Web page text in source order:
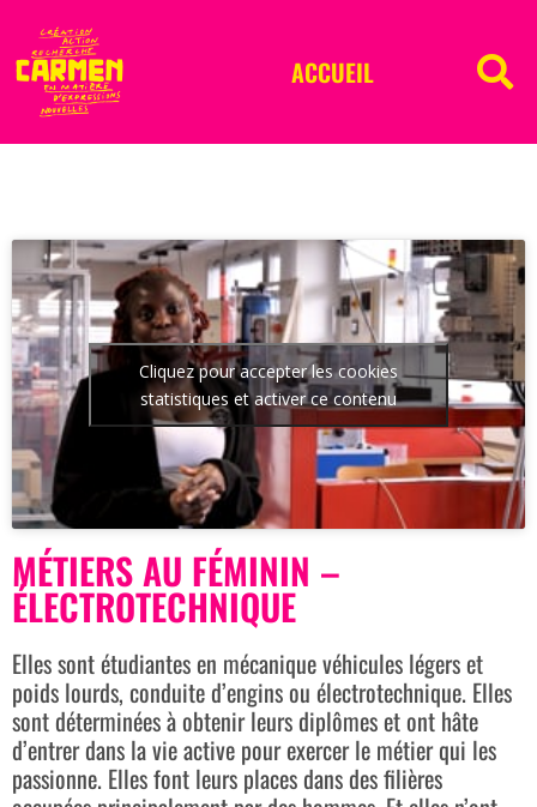
ACCUEIL
Cliquez pour accepter les cookies
statistiques et activer ce contenu
MÉTIERS AU FÉMININ –
ÉLECTROTECHNIQUE
Elles sont étudiantes en mécanique véhicules légers et
poids lourds, conduite d’engins ou électrotechnique. Elles
sont déterminées à obtenir leurs diplômes et ont hâte
d’entrer dans la vie active pour exercer le métier qui les
passionne. Elles font leurs places dans des filières